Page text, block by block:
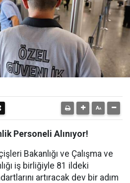
Personeli Alınıyor!
Bakanlığı ve Çalışma ve
iş birliğiyle 81 ildeki
artıracak dev bir adım